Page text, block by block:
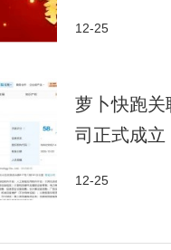
12-25
萝卜快跑关
司正式成立
12-25